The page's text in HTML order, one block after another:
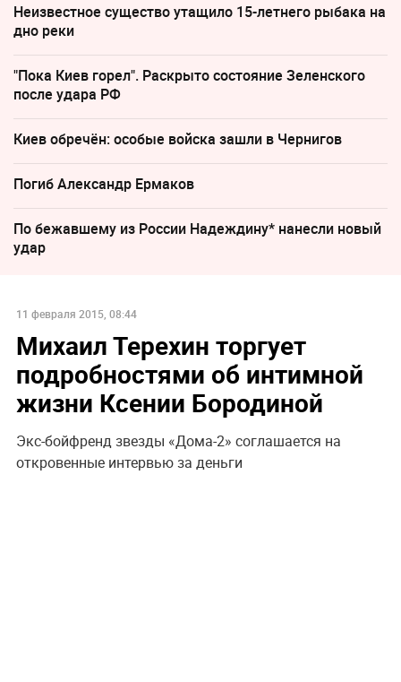
Неизвестное существо утащило 15-летнего рыбака на
дно реки
"Пока Киев горел". Раскрыто состояние Зеленского
после удара РФ
Киев обречён: особые войска зашли в Чернигов
Погиб Александр Ермаков
По бежавшему из России Надеждину* нанесли новый
удар
11 февраля 2015, 08:44
Михаил Терехин торгует
подробностями об интимной
жизни Ксении Бородиной
Экс-бойфренд звезды «Дома-2» соглашается на
откровенные интервью за деньги